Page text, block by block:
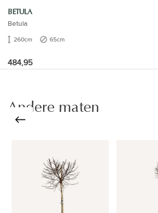
BETULA
Betula
260cm 65cm
484,95
Andere maten